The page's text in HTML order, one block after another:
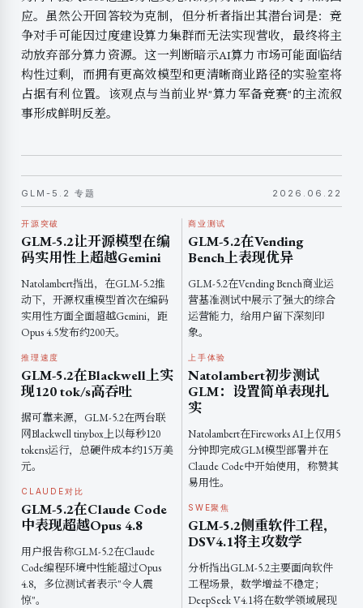
应。虽然公开回答较为克制，但分析者指出其潜台词是：竞
争对手可能因过度建设算力集群而无法实现营收，最终将主
动放弃部分算力资源。这一判断暗示AI算力市场可能面临结
构性过剩，而拥有更高效模型和更清晰商业路径的实验室将
占据有利位置。该观点与当前业界"算力军备竞赛"的主流叙
事形成鲜明反差。
GLM-5.2 专题 2026.06.22
开源突破
GLM-5.2让开源模型在编
码实用性上超越Gemini
Natolambert指出，在GLM-5.2推
动下，开源权重模型首次在编码
实用性方面全面超越Gemini，距
Opus 4.5发布约200天。
推理速度
GLM-5.2在Blackwell上实
现120 tok/s高吞吐
据可靠来源，GLM-5.2在两台联
网Blackwell tinybox上以每秒120
tokens运行，总硬件成本约15万美
元。
CLAUDE对比
GLM-5.2在Claude Code
中表现超越Opus 4.8
用户报告称GLM-5.2在Claude
Code编程环境中性能超过Opus
4.8，多位测试者表示"令人震
惊"。
商业测试
GLM-5.2在Vending
Bench上表现优异
GLM-5.2在Vending Bench商业运
营基准测试中展示了强大的综合
运营能力，给用户留下深刻印
象。
上手体验
Natolambert初步测试
GLM：设置简单表现扎
实
Natolambert在Fireworks AI上仅用5
分钟即完成GLM模型部署并在
Claude Code中开始使用，称赞其
易用性。
SWE聚焦
GLM-5.2侧重软件工程，
DSV4.1将主攻数学
分析指出GLM-5.2主要面向软件
工程场景，数学增益不稳定；
DeepSeek V4.1将在数学领域展现